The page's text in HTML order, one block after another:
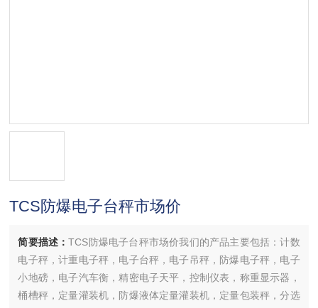
TCS防爆电子台秤市场价
简要描述：TCS防爆电子台秤市场价我们的产品主要包括：计数
电子秤，计重电子秤，电子台秤，电子吊秤，防爆电子秤，电子
小地磅，电子汽车衡，精密电子天平，控制仪表，称重显示器，
桶槽秤，定量灌装机，防爆液体定量灌装机，定量包装秤，分选